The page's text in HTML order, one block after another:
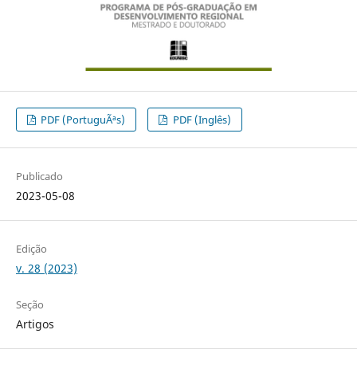
PDF (PortuguÃªs) PDF (Inglês)
Publicado
2023-05-08
Edição
v. 28 (2023)
Seção
Artigos